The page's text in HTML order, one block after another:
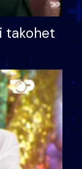
takohet
letër